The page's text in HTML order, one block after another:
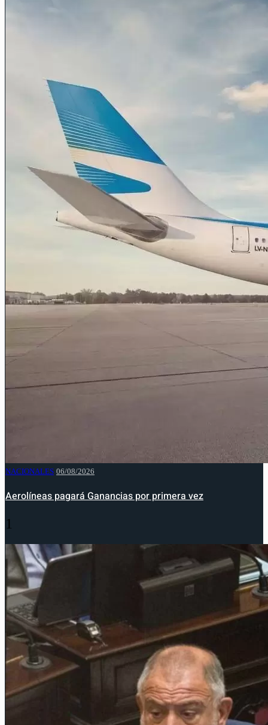
NACIONALES 06/08/2026
Aerolíneas pagará Ganancias por primera vez
1